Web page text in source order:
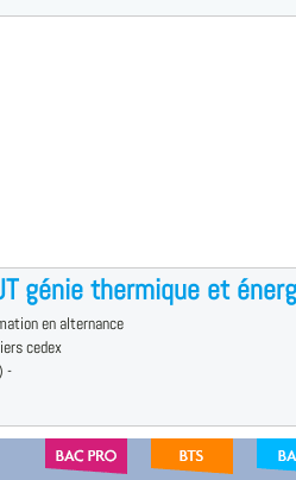
génie thermique et
en alternance
cedex
-